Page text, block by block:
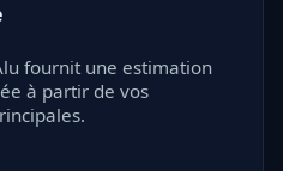
fournit une estimation
à partir de vos